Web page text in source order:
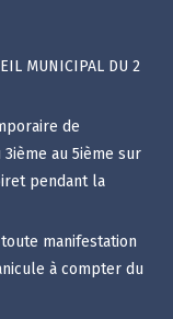
MUNICIPAL DU 2
de
au 5ième sur
pendant la
manifestation
à compter du